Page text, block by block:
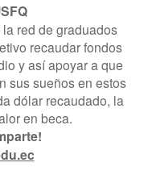
red de graduados
recaudar fondos
y así apoyar a que
sus sueños en estos
dólar recaudado, la
en beca.